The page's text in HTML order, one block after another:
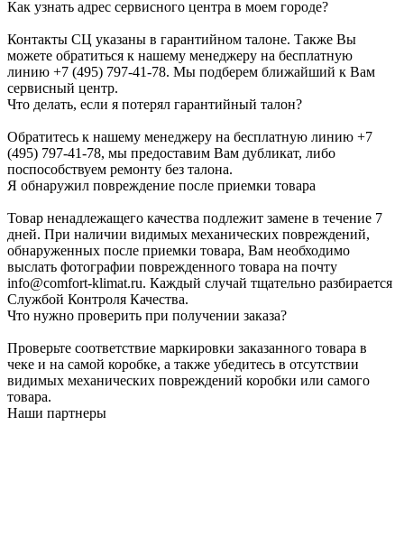
Как узнать адрес сервисного центра в моем городе?
Контакты СЦ указаны в гарантийном талоне. Также Вы
можете обратиться к нашему менеджеру на бесплатную
линию +7 (495) 797-41-78. Мы подберем ближайший к Вам
сервисный центр.
Что делать, если я потерял гарантийный талон?
Обратитесь к нашему менеджеру на бесплатную линию +7
(495) 797-41-78, мы предоставим Вам дубликат, либо
поспособствуем ремонту без талона.
Я обнаружил повреждение после приемки товара
Товар ненадлежащего качества подлежит замене в течение 7
дней. При наличии видимых механических повреждений,
обнаруженных после приемки товара, Вам необходимо
выслать фотографии поврежденного товара на почту
info@comfort-klimat.ru. Каждый случай тщательно разбирается
Службой Контроля Качества.
Что нужно проверить при получении заказа?
Проверьте соответствие маркировки заказанного товара в
чеке и на самой коробке, а также убедитесь в отсутствии
видимых механических повреждений коробки или самого
товара.
Наши партнеры